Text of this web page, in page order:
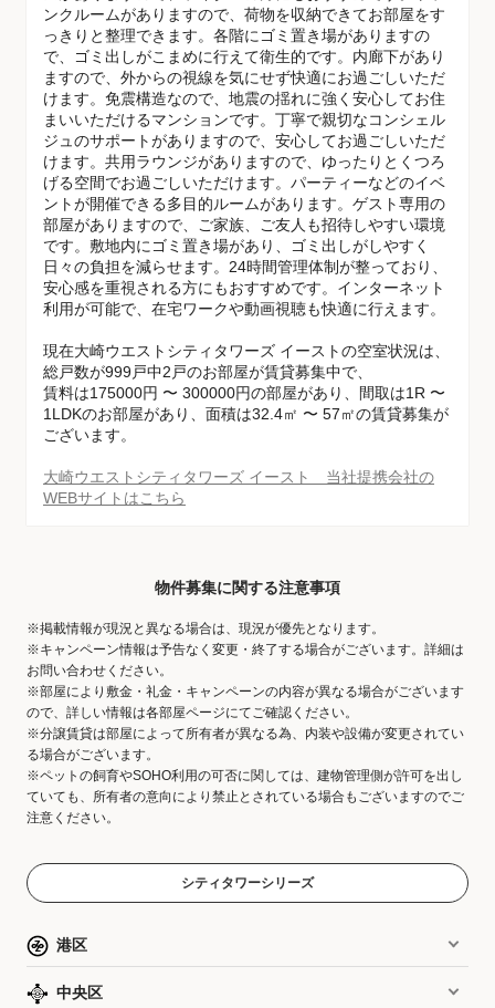
ンクルームがありますので、荷物を収納できてお部屋をす
っきりと整理できます。各階にゴミ置き場がありますの
で、ゴミ出しがこまめに行えて衛生的です。内廊下があり
ますので、外からの視線を気にせず快適にお過ごしいただ
けます。免震構造なので、地震の揺れに強く安心してお住
まいいただけるマンションです。丁寧で親切なコンシェル
ジュのサポートがありますので、安心してお過ごしいただ
けます。共用ラウンジがありますので、ゆったりとくつろ
げる空間でお過ごしいただけます。パーティーなどのイベ
ントが開催できる多目的ルームがあります。ゲスト専用の
部屋がありますので、ご家族、ご友人も招待しやすい環境
です。敷地内にゴミ置き場があり、ゴミ出しがしやすく
日々の負担を減らせます。24時間管理体制が整っており、
安心感を重視される方にもおすすめです。インターネット
利用が可能で、在宅ワークや動画視聴も快適に行えます。
現在大崎ウエストシティタワーズ イーストの空室状況は、
総戸数が999戸中2戸のお部屋が賃貸募集中で、
賃料は175000円 〜 300000円の部屋があり、間取は1R 〜
1LDKのお部屋があり、面積は32.4㎡ 〜 57㎡の賃貸募集が
ございます。
大崎ウエストシティタワーズ イースト 当社提携会社の
WEBサイトはこちら
物件募集に関する注意事項
※掲載情報が現況と異なる場合は、現況が優先となります。
※キャンペーン情報は予告なく変更・終了する場合がございます。詳細は
お問い合わせください。
※部屋により敷金・礼金・キャンペーンの内容が異なる場合がございます
ので、詳しい情報は各部屋ページにてご確認ください。
※分譲賃貸は部屋によって所有者が異なる為、内装や設備が変更されてい
る場合がございます。
※ペットの飼育やSOHO利用の可否に関しては、建物管理側が許可を出し
ていても、所有者の意向により禁止とされている場合もございますのでご
注意ください。
シティタワーシリーズ
港区
中央区